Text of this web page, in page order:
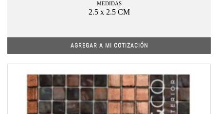
MEDIDAS
2.5 x 2.5 CM
AGREGAR A MI COTIZACIÓN